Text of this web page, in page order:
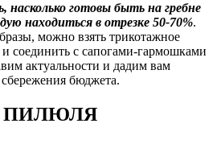
насколько готовы быть на гребне
находиться в отрезке 50-70%.
можно взять трикотажное
и соединить с сапогами-гармошками
актуальности и дадим вам
бюджета.
ПИЛЮЛЯ